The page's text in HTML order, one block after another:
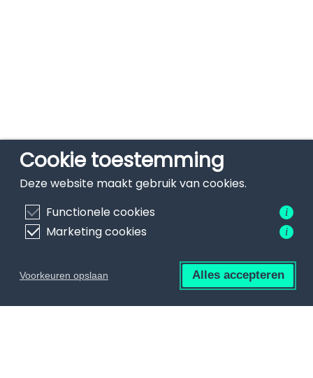
Cookie toestemming
Deze website maakt gebruik van cookies.
Functionele cookies
i
Marketing cookies i
Voorkeuren opslaan Alles accepteren